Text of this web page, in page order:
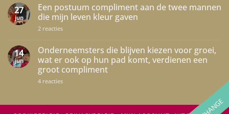
beweging
zetten
van
rouwen
is
iedereen
de
moed
om
opnieuw
het
kiezen
27
jun
Een postuum compliment aan de twee mannen
die mijn leven kleur gaven
2 reactiesop
compliment
aan
de
twee
mannen
die
14
jun
Onderneemsters die blijven kiezen voor groei,
wat er ook op hun pad komt, verdienen een
groot compliment
4 reactiesop
kiezen